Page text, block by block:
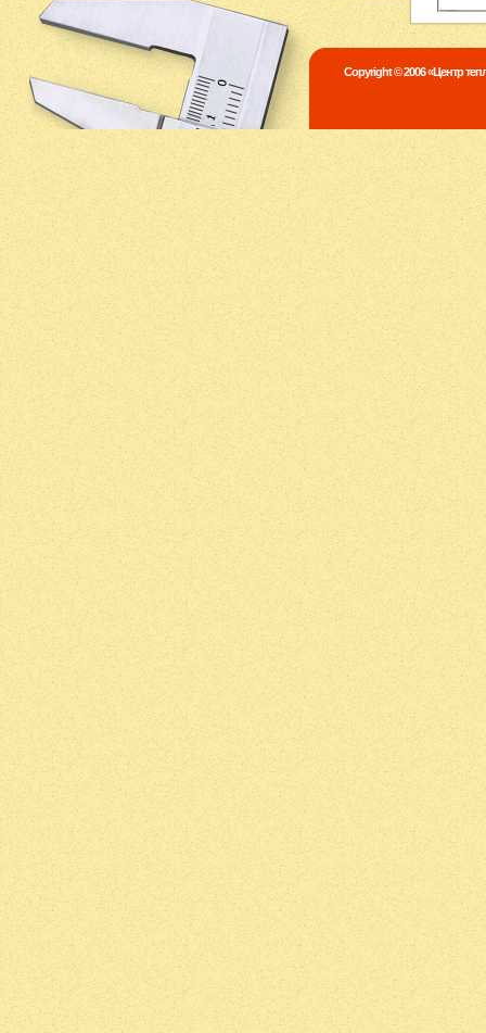
Copyright © 2006 «Центр